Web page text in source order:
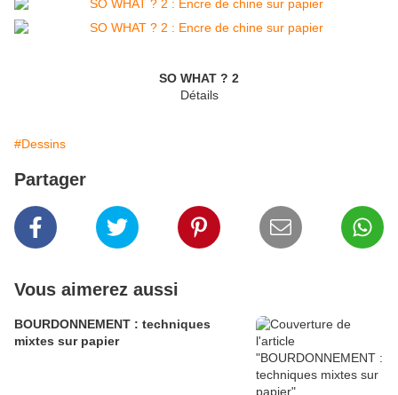
SO WHAT ? 2
Détails
#Dessins
Partager
Vous aimerez aussi
BOURDONNEMENT : techniques
mixtes sur papier